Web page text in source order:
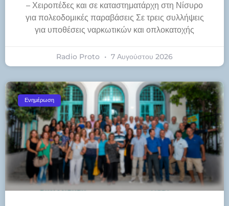
– Χειροπέδες και σε καταστηματάρχη στη Νίσυρο
για πολεοδομικές παραβάσεις Σε τρεις συλλήψεις
για υποθέσεις ναρκωτικών και οπλοκατοχής
Radio Proto 7 Αυγούστου 2026
Ενημέρωση